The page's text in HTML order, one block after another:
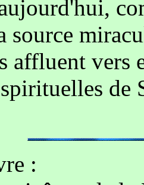
source
affluent vers
de
: